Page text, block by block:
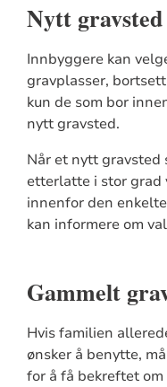
Nytt gravsted
Innbyggere kan
gravplasser,
kun de som bor
nytt gravsted.
Når et nytt gravsted
etterlatte i stor grad
innenfor den
kan informere om
Gammelt
Hvis familien
ønsker å benytte,
for å få bekreftet